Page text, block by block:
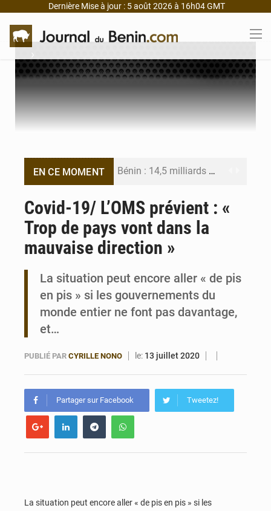
Dernière Mise à jour : 5 août 2026 à 16h04 GMT
›
EN CE MOMENT Bénin : 14,5 milliards de dollars pour faire de la CDN 3.0 un bouclier économique
Noyade tragique à Kalalé : 2 enfants perdent la vie à Gawézi
Covid-19/ L’OMS prévient : «
Trop de pays vont dans la
mauvaise direction »
La situation peut encore aller « de pis
en pis » si les gouvernements du
monde entier ne font pas davantage,
et…
PUBLIÉ PAR CYRILLE NONO le: 13 juillet 2020
Partager sur Facebook Tweetez!
La situation peut encore aller « de pis en pis » si les